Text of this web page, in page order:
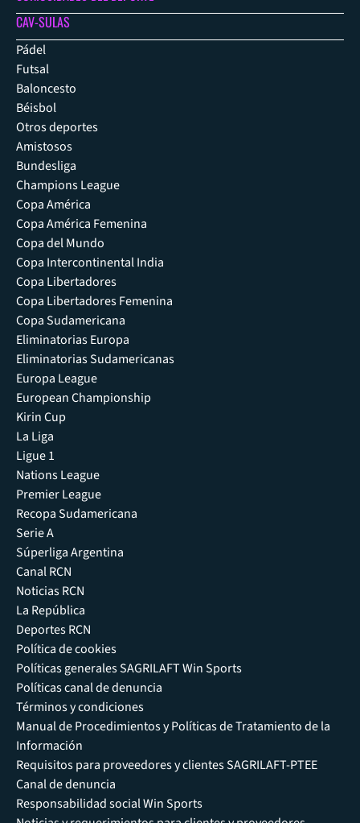
CAV-SULAS
Pádel
Futsal
Baloncesto
Béisbol
Otros deportes
Amistosos
Bundesliga
Champions League
Copa América
Copa América Femenina
Copa del Mundo
Copa Intercontinental India
Copa Libertadores
Copa Libertadores Femenina
Copa Sudamericana
Eliminatorias Europa
Eliminatorias Sudamericanas
Europa League
European Championship
Kirin Cup
La Liga
Ligue 1
Nations League
Premier League
Recopa Sudamericana
Serie A
Súperliga Argentina
Canal RCN
Noticias RCN
La República
Deportes RCN
Política de cookies
Políticas generales SAGRILAFT Win Sports
Políticas canal de denuncia
Términos y condiciones
Manual de Procedimientos y Políticas de Tratamiento de la
Información
Requisitos para proveedores y clientes SAGRILAFT-PTEE
Canal de denuncia
Responsabilidad social Win Sports